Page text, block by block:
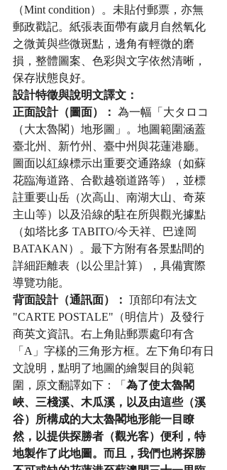
（Mint condition）。未貼付郵票，亦無
郵政戳記。紙張表面帶有歲月自然氧化
之微黃與些微斑點，邊角有輕微的磨
損，整體圖案、色彩與文字依然清晰，
保存狀態良好。
設計特徵與說明文譯文：
正面設計（圖面）： 為一幅「大タロコ
（大太魯閣）地形圖」。地圖範圍涵蓋
臺北州、新竹州、臺中州與花蓮港廳。
圖面以紅線標示出重要交通路線（如蘇
花臨海道路、合歡越嶺道路等），並標
註重要山岳（次高山、南湖大山、奇萊
主山等）以及沿線的駐在所與觀光據點
（如塔比多 TABITO/今天祥、巴達岡
BATAKAN）。最下方附有各景點間的
詳細距離表（以公里計算），具備實際
導覽功能。
背面設計（通訊面）： 頂部印有法文
"CARTE POSTALE"（明信片）及發行
商英文資訊。右上角貼郵票處印有含
「A」字樣的三角形方框。左下角印有日
文說明，點明了地圖的繪製目的與範
圍，原文翻譯如下：「 為了使太魯閣
峽、三棧溪、木瓜溪，以及由這些（溪
谷）所構成的大太魯閣地形能一目瞭
然，以提供探勝者（觀光客）便利，特
地製作了此地圖。而且，我們也將探勝